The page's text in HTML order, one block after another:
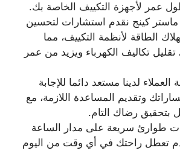
عمر لأجهزة التكييف الخاصة بك.
كينج نقدم استشارات لتحسين
الطاقة لأنظمة التكييف، مما
تكاليف الكهرباء ويزيد من عمر
لدينا مستعد دائما للإجابة
وتقديم المساعدة اللازمة، مع
بتحقيق رضاك التام.
طوارئ سريعة على مدار الساعة
تعطل راحتك في أي وقت من اليوم